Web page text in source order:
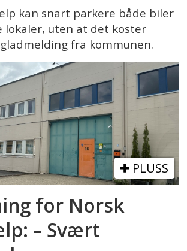
kan snart parkere både biler
lokaler, uten at det koster
fra kommunen.
PLUSS
for Norsk
– Svært